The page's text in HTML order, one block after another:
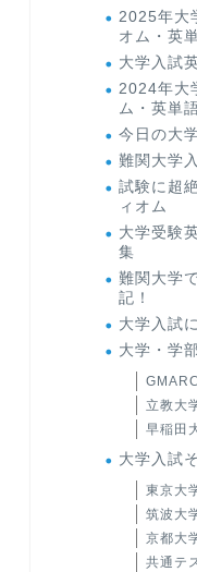
2025年大
オム・英
大学入試
2024年大
ム・英単
今日の大
難関大学
試験に超
ィオム
大学受験
集
難関大学
記！
大学入試
大学・学
立教大
早稲田
大学入試
東京大
筑波大
京都大
共通テ